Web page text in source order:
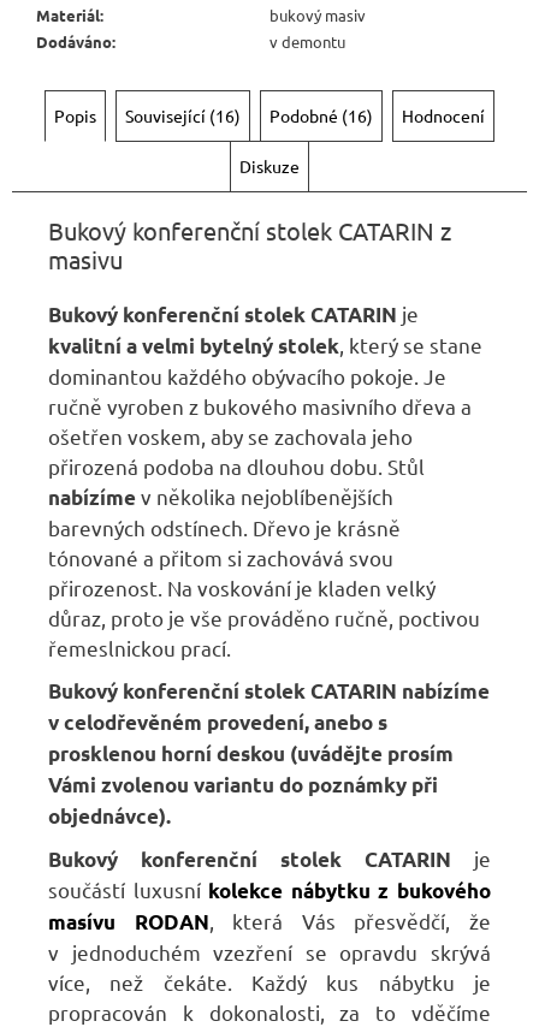
Materiál:
bukový masiv
Dodáváno: v demontu
Popis Související (16) Podobné (16) Hodnocení
Diskuze
Bukový konferenční stolek CATARIN z
masivu
Bukový konferenční stolek CATARIN je
kvalitní a velmi bytelný stolek , který se stane
dominantou každého obývacího pokoje. Je
ručně vyroben z bukového masivního dřeva a
ošetřen voskem, aby se zachovala jeho
přirozená podoba na dlouhou dobu. Stůl
nabízímev několika nejoblíbenějších
barevných odstínech. Dřevo je krásně
tónované a přitom si zachovává svou
přirozenost. Na voskování je kladen velký
důraz, proto je vše prováděno ručně, poctivou
řemeslnickou prací.
Bukový konferenční stolek CATARIN nabízíme
v celodřevěném provedení, anebo s
prosklenou horní deskou (uvádějte prosím
Vámi zvolenou variantu do poznámky při
objednávce).
Bukový konferenční stolek CATARIN
je
součástí luxusní kolekce nábytku z bukového
masívu RODAN , která Vás přesvědčí, že
v jednoduchém vzezření se opravdu skrývá
více, než čekáte. Každý kus nábytku je
propracován k dokonalosti, za to vděčíme